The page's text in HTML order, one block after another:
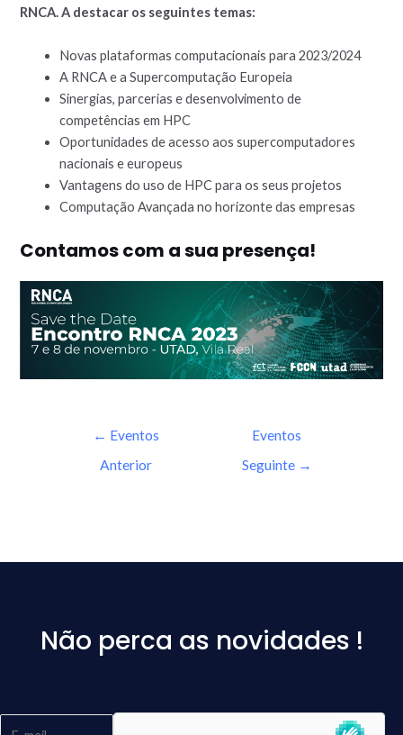
RNCA. A destacar os seguintes temas:
Novas plataformas computacionais para 2023/2024
A RNCA e a Supercomputação Europeia
Sinergias, parcerias e desenvolvimento de
competências em HPC
Oportunidades de acesso aos supercomputadores
nacionais e europeus
Vantagens do uso de HPC para os seus projetos
Computação Avançada no horizonte das empresas
Contamos com a sua presença!
← Eventos
Anterior
Eventos
Seguinte →
Não perca as novidades !